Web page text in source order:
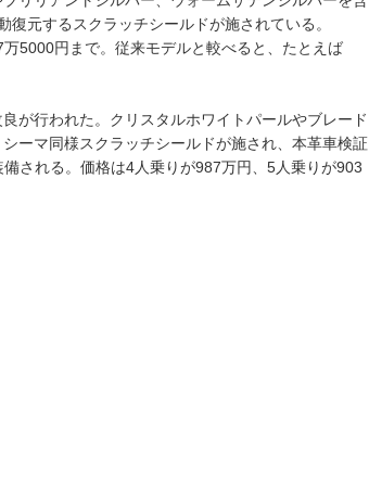
元するスクラッチシールドが施されている。
5000円まで。従来モデルと較べると、たとえば
が行われた。クリスタルホワイトパールやブレード
ーマ同様スクラッチシールドが施され、本革車検証
される。価格は4人乗りが987万円、5人乗りが903